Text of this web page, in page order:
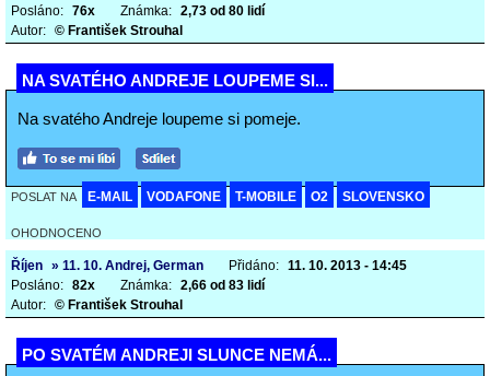
Posláno: 76x Známka: 2,73 od 80 lidí
Autor: © František Strouhal
NA SVATÉHO ANDREJE LOUPEME SI...
Na svatého Andreje loupeme si pomeje.
POSLAT NA E-MAIL VODAFONE T-MOBILE O2 SLOVENSKO
OHODNOCENO
Říjen » 11. 10. Andrej, German Přidáno: 11. 10. 2013 - 14:45
Posláno: 82x Známka: 2,66 od 83 lidí
Autor: © František Strouhal
PO SVATÉM ANDREJI SLUNCE NEMÁ...